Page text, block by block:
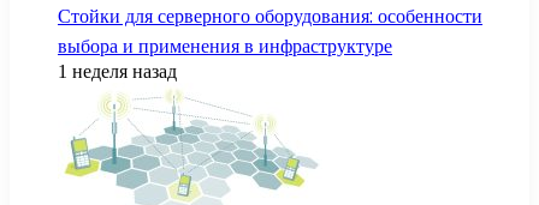
Стойки для серверного оборудования: особенности
выбора и применения в инфраструктуре
1 неделя назад